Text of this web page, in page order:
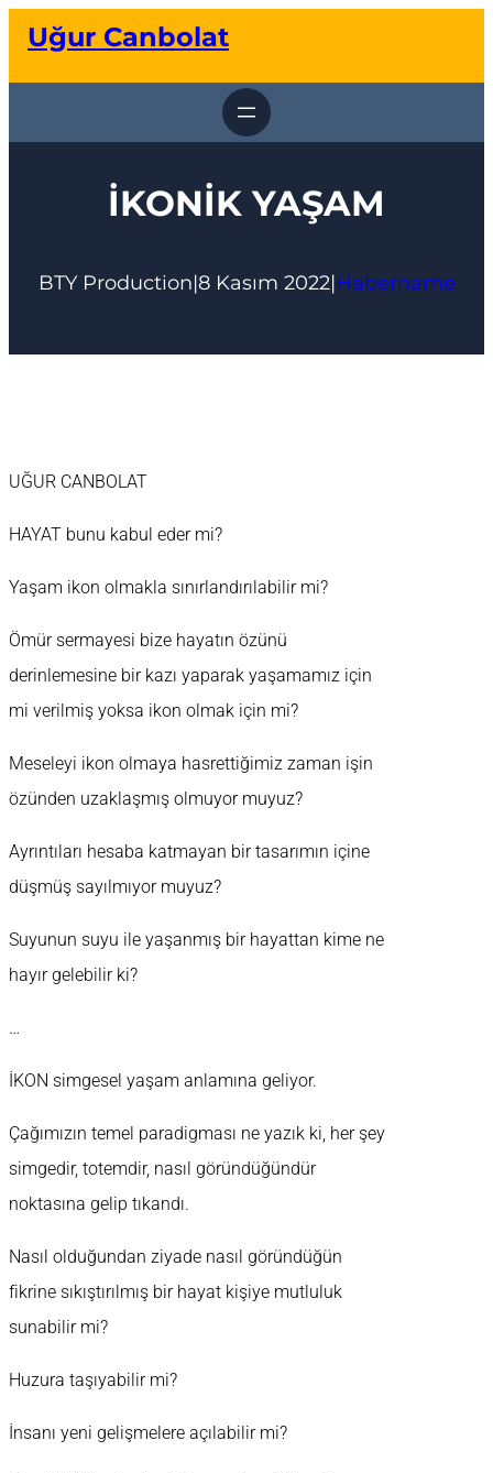
geçUğur Canbolat
İKONİK YAŞAM
BTY Production|8 Kasım 2022|Habername
UĞUR CANBOLAT
HAYAT bunu kabul eder mi?
Yaşam ikon olmakla sınırlandırılabilir mi?
Ömür sermayesi bize hayatın özünü
derinlemesine bir kazı yaparak yaşamamız için
mi verilmiş yoksa ikon olmak için mi?
Meseleyi ikon olmaya hasrettiğimiz zaman işin
özünden uzaklaşmış olmuyor muyuz?
Ayrıntıları hesaba katmayan bir tasarımın içine
düşmüş sayılmıyor muyuz?
Suyunun suyu ile yaşanmış bir hayattan kime ne
hayır gelebilir ki?
…
İKON simgesel yaşam anlamına geliyor.
Çağımızın temel paradigması ne yazık ki, her şey
simgedir, totemdir, nasıl göründüğündür
noktasına gelip tıkandı.
Nasıl olduğundan ziyade nasıl göründüğün
fikrine sıkıştırılmış bir hayat kişiye mutluluk
sunabilir mi?
Huzura taşıyabilir mi?
İnsanı yeni gelişmelere açılabilir mi?